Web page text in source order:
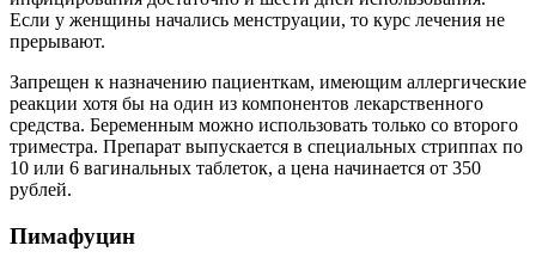
Если у женщины начались менструации, то курс лечения не
прерывают.
Запрещен к назначению пациенткам, имеющим аллергические
реакции хотя бы на один из компонентов лекарственного
средства. Беременным можно использовать только со второго
триместра. Препарат выпускается в специальных стриппах по
10 или 6 вагинальных таблеток, а цена начинается от 350
рублей.
Пимафуцин